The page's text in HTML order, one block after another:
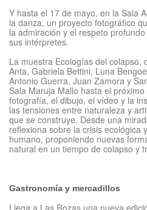
Y hasta el 17 de mayo, en la Sala
la danza, un proyecto fotográfico
la admiración y el respeto
sus intérpretes.
La muestra Ecologías del colapso,
Anta, Gabriela Bettini, Luna
Antonio Guerra, Juan Zamora y
Sala Maruja Mallo hasta el
fotografía, el dibujo, el vídeo y la
las tensiones entre naturaleza y
que se construye. Desde una
reflexiona sobre la crisis ecológica
humano, proponiendo nuevas
natural en un tiempo de colapso y
Gastronomía y mercadillos
Llega a Las Rozas una nueva